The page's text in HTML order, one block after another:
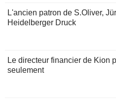
L'ancien patron de S.Oliver,
Heidelberger Druck
Le directeur financier de Kion
seulement